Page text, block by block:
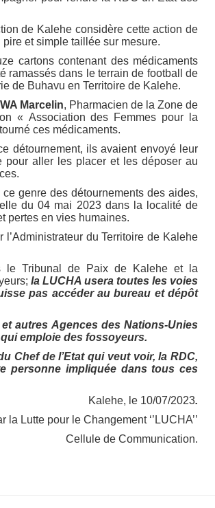
de Kalehe considère cette action de
et simple taillée sur mesure.
cartons contenant des médicaments
ramassés dans le terrain de football de
de Buhavu en Territoire de Kalehe.
Marcelin, Pharmacien de la Zone de
« Association des Femmes pour la
ces médicaments.
détournement, ils avaient envoyé leur
pour aller les placer et les déposer au
genre des détournements des aides,
du 04 mai 2023 dans la localité de
pertes en vies humaines.
du Territoire de Kalehe
le Tribunal de Paix de Kalehe et la
la LUCHA usera toutes les voies
pas accéder au bureau et dépôt
autres Agences des Nations-Unies
qui emploie des fossoyeurs.
Chef de l’Etat qui veut voir, la RDC,
personne impliquée dans tous ces
Kalehe, le 10/07/2023.
la Lutte pour le Changement ‘’LUCHA’’
Cellule de Communication.